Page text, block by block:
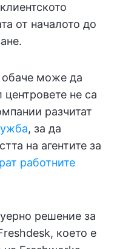
от началото до
обаче може да
не са
разчитат
, за да
на агентите за
работните
решение за
което е